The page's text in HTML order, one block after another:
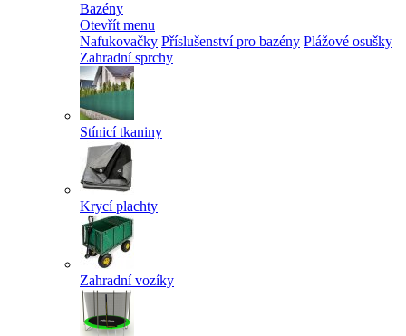
Bazény
Otevřít menu
Nafukovačky Příslušenství pro bazény Plážové osušky
Zahradní sprchy
Stínicí tkaniny
Krycí plachty
Zahradní vozíky